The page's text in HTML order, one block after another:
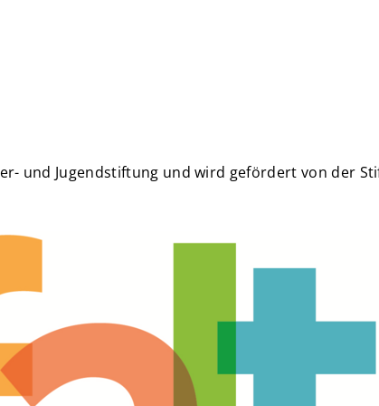
und Jugendstiftung und wird gefördert von der